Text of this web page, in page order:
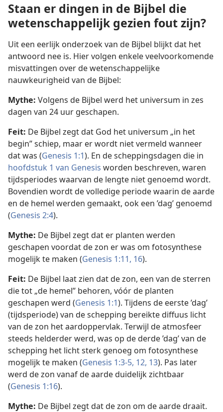
Staan er dingen in de Bijbel die
wetenschappelijk gezien fout zijn?
Uit een eerlijk onderzoek van de Bijbel blijkt dat het
antwoord nee is. Hier volgen enkele veelvoorkomende
misvattingen over de wetenschappelijke
nauwkeurigheid van de Bijbel:
Mythe: Volgens de Bijbel werd het universum in zes
dagen van 24 uur geschapen.
Feit: De Bijbel zegt dat God het universum „in het
begin” schiep, maar er wordt niet vermeld wanneer
dat was (Genesis 1:1). En de scheppingsdagen die in
hoofdstuk 1 van Genesis worden beschreven, waren
tijdsperiodes waarvan de lengte niet genoemd wordt.
Bovendien wordt de volledige periode waarin de aarde
en de hemel werden gemaakt, ook een ’dag’ genoemd
(Genesis 2:4).
Mythe: De Bijbel zegt dat er planten werden
geschapen voordat de zon er was om fotosynthese
mogelijk te maken (Genesis 1:11, 16).
Feit: De Bijbel laat zien dat de zon, een van de sterren
die tot „de hemel” behoren, vóór de planten
geschapen werd (Genesis 1:1). Tijdens de eerste ’dag’
(tijdsperiode) van de schepping bereikte diffuus licht
van de zon het aardoppervlak. Terwijl de atmosfeer
steeds helderder werd, was op de derde ’dag’ van de
schepping het licht sterk genoeg om fotosynthese
mogelijk te maken (Genesis 1:3-5, 12, 13). Pas later
werd de zon vanaf de aarde duidelijk zichtbaar
(Genesis 1:16).
Mythe: De Bijbel zegt dat de zon om de aarde draait.